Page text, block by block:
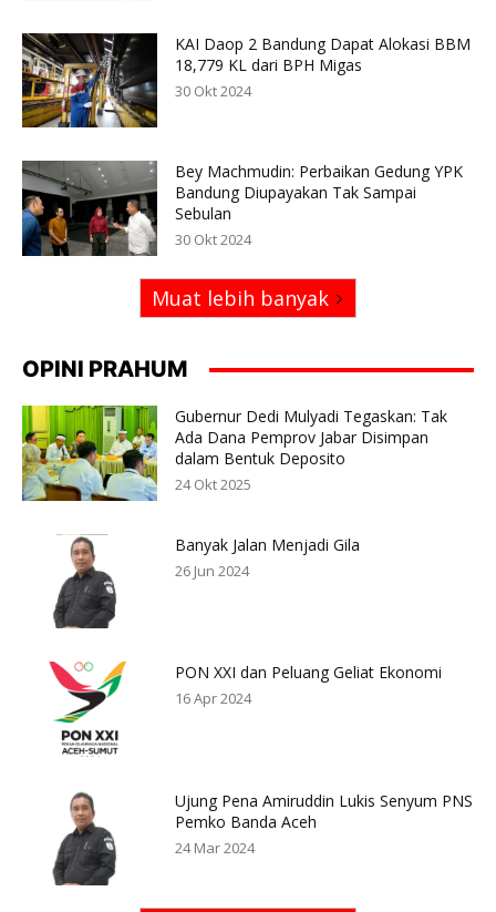
KAI Daop 2 Bandung Dapat Alokasi BBM
18,779 KL dari BPH Migas
30 Okt 2024
Bey Machmudin: Perbaikan Gedung YPK
Bandung Diupayakan Tak Sampai
Sebulan
30 Okt 2024
Muat lebih banyak
OPINI PRAHUM
Gubernur Dedi Mulyadi Tegaskan: Tak
Ada Dana Pemprov Jabar Disimpan
dalam Bentuk Deposito
24 Okt 2025
Banyak Jalan Menjadi Gila
26 Jun 2024
PON XXI dan Peluang Geliat Ekonomi
16 Apr 2024
Ujung Pena Amiruddin Lukis Senyum PNS
Pemko Banda Aceh
24 Mar 2024